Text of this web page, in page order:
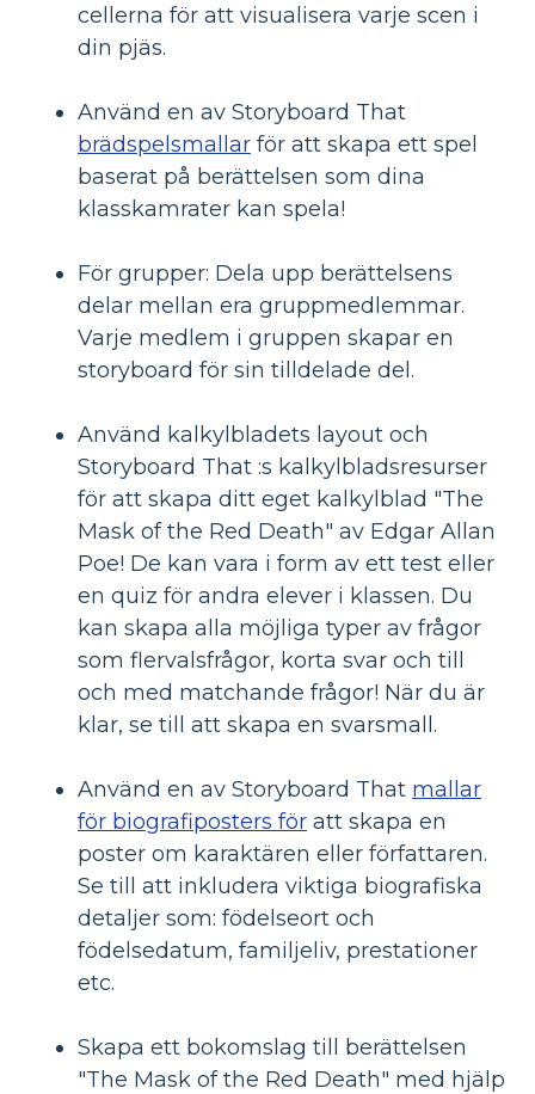
cellerna för att visualisera varje scen i
din pjäs.
Använd en av Storyboard That
brädspelsmallar för att skapa ett spel
baserat på berättelsen som dina
klasskamrater kan spela!
För grupper: Dela upp berättelsens
delar mellan era gruppmedlemmar.
Varje medlem i gruppen skapar en
storyboard för sin tilldelade del.
Använd kalkylbladets layout och
Storyboard That :s kalkylbladsresurser
för att skapa ditt eget kalkylblad "The
Mask of the Red Death" av Edgar Allan
Poe! De kan vara i form av ett test eller
en quiz för andra elever i klassen. Du
kan skapa alla möjliga typer av frågor
som flervalsfrågor, korta svar och till
och med matchande frågor! När du är
klar, se till att skapa en svarsmall.
Använd en av Storyboard That mallar
för biografiposters för att skapa en
poster om karaktären eller författaren.
Se till att inkludera viktiga biografiska
detaljer som: födelseort och
födelsedatum, familjeliv, prestationer
etc.
Skapa ett bokomslag till berättelsen
"The Mask of the Red Death" med hjälp